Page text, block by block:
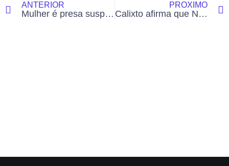
ANTERIOR
Mulher é presa suspeita de assassinar o marido no interior do Acre
PRÓXIMO
Calixto afirma que Naluh deve atuar como conselheira do TCE e não como ativista político